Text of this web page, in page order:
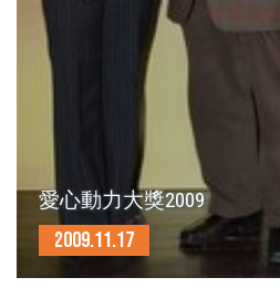
愛心動力大獎2009
2009.11.17